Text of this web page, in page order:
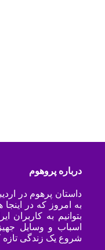
درباره پروهوم
به امروز که در
بتوانیم به کاربران
اسباب و وسایل
شروع یک زندگی تازه